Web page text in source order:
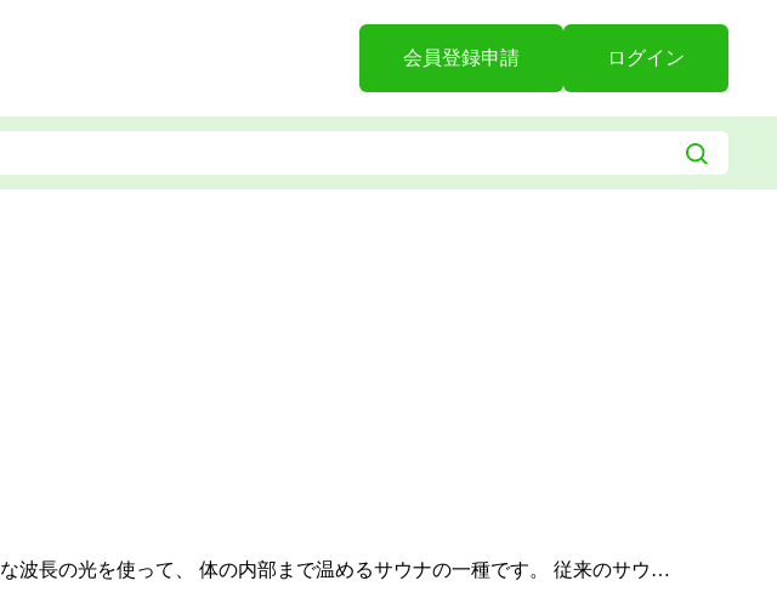
会員登録申請 ログイン
遠赤外線サウナは、遠赤外線という特殊な波長の光を使って、 体の内部まで温めるサウナの一種です。 従来のサウナは高温の空気で体を温めますが、 遠赤外線サウナは遠赤外線を直接照射することで、 体の…